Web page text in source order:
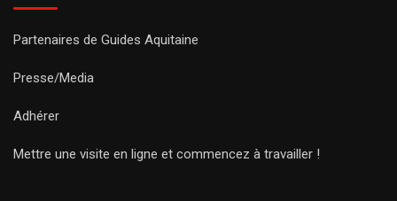
Partenaires de Guides Aquitaine
Presse/Media
Adhérer
Mettre une visite en ligne et commencez à travailler !